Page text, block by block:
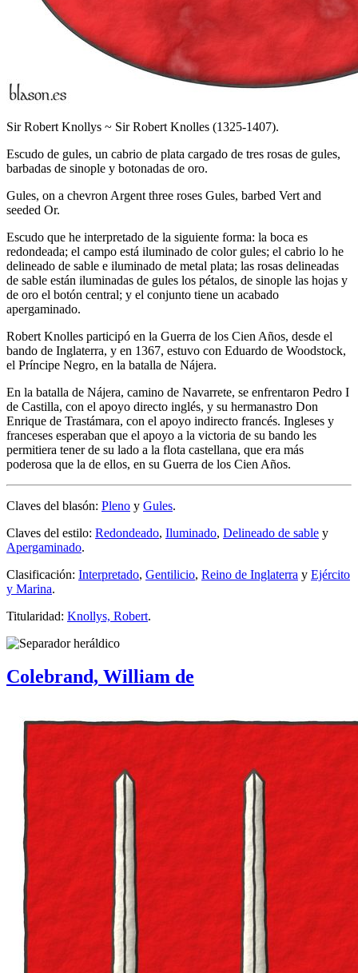
Sir Robert Knollys ~ Sir Robert Knolles (1325-1407).
Escudo de gules, un cabrio de plata cargado de tres rosas de gules,
barbadas de sinople y botonadas de oro.
Gules, on a chevron Argent three roses Gules, barbed Vert and
seeded Or.
Escudo que he interpretado de la siguiente forma: la boca es
redondeada; el campo está iluminado de color gules; el cabrio lo he
delineado de sable e iluminado de metal plata; las rosas delineadas
de sable están iluminadas de gules los pétalos, de sinople las hojas y
de oro el botón central; y el conjunto tiene un acabado
apergaminado.
Robert Knolles participó en la Guerra de los Cien Años, desde el
bando de Inglaterra, y en 1367, estuvo con Eduardo de Woodstock,
el Príncipe Negro, en la batalla de Nájera.
En la batalla de Nájera, camino de Navarrete, se enfrentaron Pedro I
de Castilla, con el apoyo directo inglés, y su hermanastro Don
Enrique de Trastámara, con el apoyo indirecto francés. Ingleses y
franceses esperaban que el apoyo a la victoria de su bando les
permitiera tener de su lado a la flota castellana, que era más
poderosa que la de ellos, en su Guerra de los Cien Años.
Claves del blasón: Pleno y Gules.
Claves del estilo: Redondeado, Iluminado, Delineado de sable y
Apergaminado.
Clasificación: Interpretado, Gentilicio, Reino de Inglaterra y Ejército
y Marina.
Titularidad: Knollys, Robert.
Colebrand, William de